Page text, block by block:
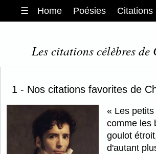
☰ Home Poésies Citations
Les citations célèbres de
1 - Nos citations favorites de
Les
comme les
goulot
d'autant